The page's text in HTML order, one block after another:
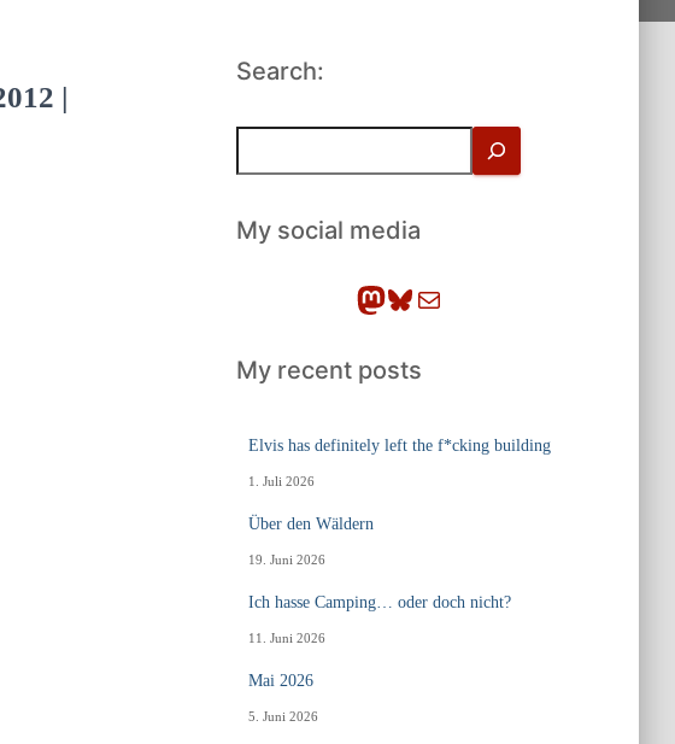
|
Search:
h
eMy social media
Mastodon Bluesky E-Mail
My recent posts
Elvis has definitely left the f*cking building
1. Juli 2026
Über den Wäldern
19. Juni 2026
Ich hasse Camping… oder doch nicht?
11. Juni 2026
Mai 2026
5. Juni 2026